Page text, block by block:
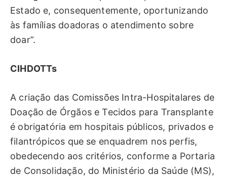
Estado e, consequentemente, oportunizando
às famílias doadoras o atendimento sobre
doar”.
CIHDOTTs
A criação das Comissões Intra-Hospitalares de
Doação de Órgãos e Tecidos para Transplante
é obrigatória em hospitais públicos, privados e
filantrópicos que se enquadrem nos perfis,
obedecendo aos critérios, conforme a Portaria
de Consolidação, do Ministério da Saúde (MS),